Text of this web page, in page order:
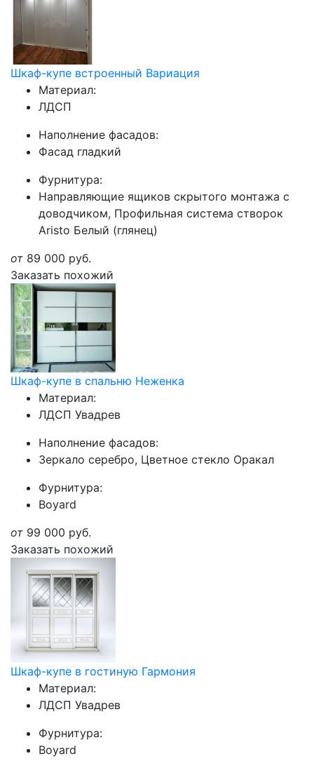
Шкаф-купе встроенный Вариация
Материал:
ЛДСП
Наполнение фасадов:
Фасад гладкий
Фурнитура:
Направляющие ящиков скрытого монтажа с
доводчиком, Профильная система створок
Aristo Белый (глянец)
от 89 000 руб.
Заказать похожий
Шкаф-купе в спальню Неженка
Материал:
ЛДСП Увадрев
Наполнение фасадов:
Зеркало серебро, Цветное стекло Оракал
Фурнитура:
Boyard
от 99 000 руб.
Заказать похожий
Шкаф-купе в гостиную Гармония
Материал:
ЛДСП Увадрев
Фурнитура:
Boyard